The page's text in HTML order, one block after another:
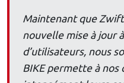
Maintenant que
nouvelle mise à jour
d’utilisateurs, nous
BIKE permette à nos